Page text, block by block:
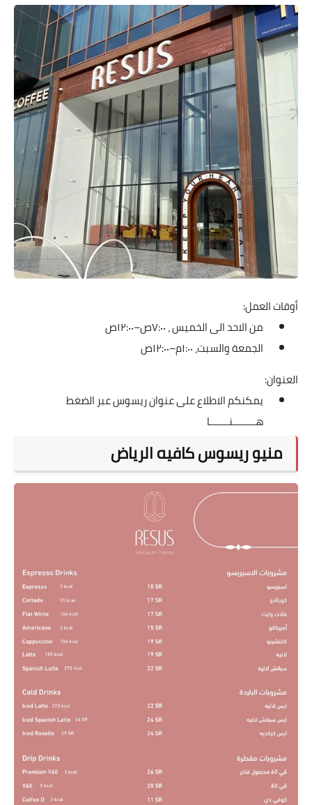
أوقات العمل:
من الاحد الى الخميس ، ٧:٠٠ص–١٢:٠٠ص
الجمعة والسبت، ١:٠٠م–١٢:٠٠ص
العنوان:
يمكنكم الاطلاع على عنوان ريسوس عبر الضغط
هــــــــنـــــــا
منيو ريسوس كافيه الرياض